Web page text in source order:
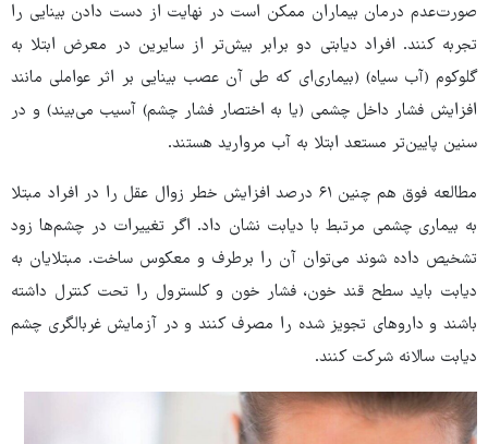
صورت‌عدم درمان بیماران ممکن است در نهایت از دست دادن بینایی را
تجربه کنند. افراد دیابتی دو برابر بیش‌تر از سایرین در معرض ابتلا به
گلوکوم (آب سیاه) (بیماری‌ای که طی آن عصب بینایی بر اثر عواملی مانند
افزایش فشار داخل چشمی (یا به اختصار فشار چشم) آسیب می‌بیند) و در
سنین پایین‌تر مستعد ابتلا به آب مروارید هستند.
مطالعه فوق هم چنین ۶۱ درصد افزایش خطر زوال عقل را در افراد مبتلا
به بیماری چشمی مرتبط با دیابت نشان داد. اگر تغییرات در چشم‌ها زود
تشخیص داده شوند می‌توان آن را برطرف و معکوس ساخت. مبتلایان به
دیابت باید سطح قند خون، فشار خون و کلسترول را تحت کنترل داشته
باشند و داروهای تجویز شده را مصرف کنند و در آزمایش غربالگری چشم
دیابت سالانه شرکت کنند.